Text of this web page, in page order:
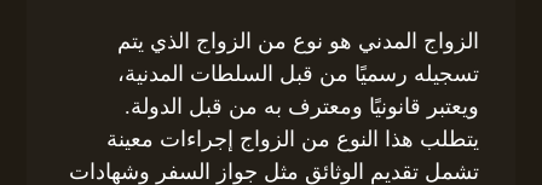
الزواج المدني هو نوع من الزواج الذي يتم
تسجيله رسميًا من قبل السلطات المدنية،
ويعتبر قانونيًا ومعترف به من قبل الدولة.
يتطلب هذا النوع من الزواج إجراءات معينة
تشمل تقديم الوثائق مثل جواز السفر وشهادات